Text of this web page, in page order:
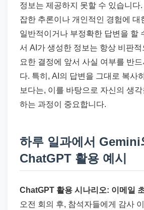
정보는 제공하지 못할 수 있습니다
잡한 추론이나 개인적인 경험에 대
일반적이거나 부정확한 답변을 할
서 AI가 생성한 정보는 항상 비판
요한 결정에 앞서 사실 여부를 반드
다. 특히, AI의 답변을 그대로 복사
보다는, 이를 바탕으로 자신의 생
하는 과정이 중요합니다.
하루 일과에서 Gemini
ChatGPT 활용 예시
ChatGPT 활용 시나리오: 이메일
오전 회의 후, 참석자들에게 감사